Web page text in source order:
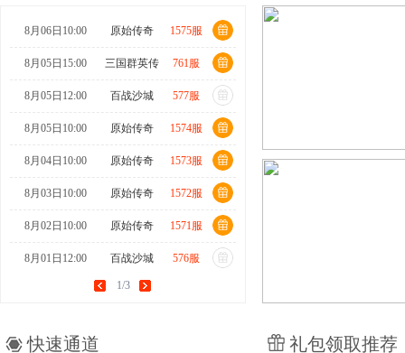
8月06日10:00 原始传奇 1575服
8月05日15:00 三国群英传 761服
8月05日12:00 百战沙城 577服
8月05日10:00 原始传奇 1574服
8月04日10:00 原始传奇 1573服
8月03日10:00 原始传奇 1572服
8月02日10:00 原始传奇 1571服
8月01日12:00 百战沙城 576服
原始传奇
1/3
快速通道 礼包领取推荐